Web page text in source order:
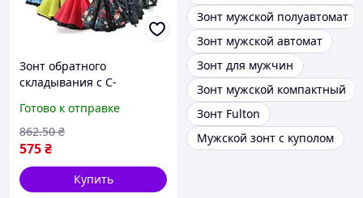
Зонт обратного
складывания с C-
мужчин и женщин легкий
и компактный для
защиты от дождя и ветра
FLAME
Готово к отправке
575₴
862.50 ₴
Купить
Зонт мужской полуавтомат
Зонт мужской автомат
Зонт для мужчин
Зонт мужской компактный
Зонт Fulton
Мужской зонт с куполом